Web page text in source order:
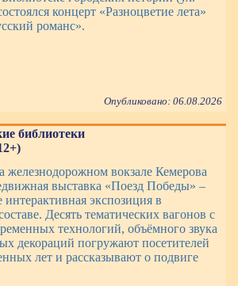
концерт «Разноцветие лета»
романс».
Опубликовано: 06.08.2026
библиотеки
железнодорожном вокзале Кемерова
выставка «Поезд Победы» –
интерактивная экспозиция в
Десять тематических вагонов с
технологий, объёмного звука
декораций погружают посетителей
лет и рассказывают о подвиге